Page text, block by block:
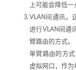
上可能会降低
VLAN间通讯。
进行VLAN间通
臂路由的方式。
单臂路由的方
虚拟网口，作为